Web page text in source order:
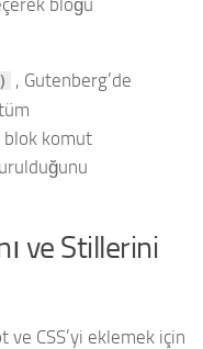
bloğu
, Gutenberg’de
blok komut
ve Stillerini
ve CSS’yi eklemek için